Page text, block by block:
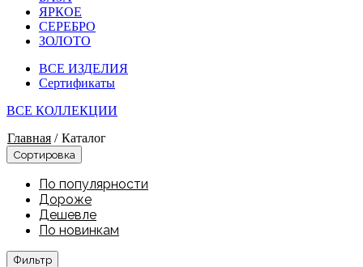
ЯРКОЕ
СЕРЕБРО
ЗОЛОТО
ВСЕ ИЗДЕЛИЯ
Сертификаты
ВСЕ КОЛЛЕКЦИИ
Главная / Каталог
Сортировка
По популярности
Дороже
Дешевле
По новинкам
Фильтр